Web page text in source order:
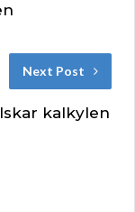
Next Post
kalkylen